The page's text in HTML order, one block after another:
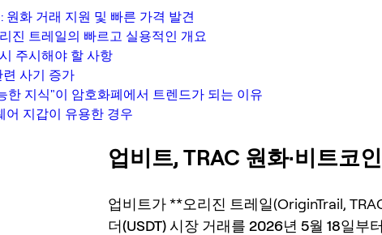
원화 거래 지원 및 빠른 가격 발견
진 트레일의 빠르고 실용적인 개요
주시해야 할 사항
사기 증가
한 지식"이 암호화폐에서 트렌드가 되는 이유
어 지갑이 유용한 경우
업비트, TRAC 원화·비트코
업비트가 **오리진 트레일(OriginTrail,
더(USDT)시장 거래를 2026년 5월 18일부